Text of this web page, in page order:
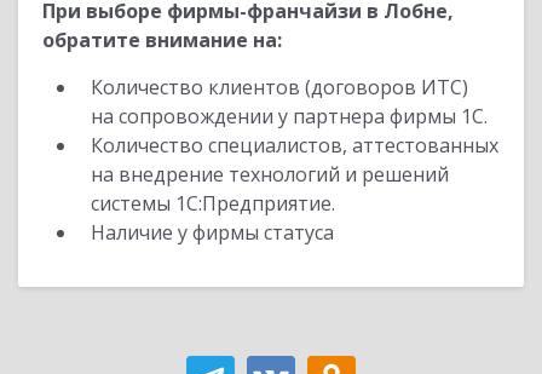
При выборе фирмы-франчайзи в Лобне,
обратите внимание на:
Количество клиентов (договоров ИТС)
на сопровождении у партнера фирмы 1С.
Количество специалистов, аттестованных
на внедрение технологий и решений
системы 1С:Предприятие.
Наличие у фирмы статуса